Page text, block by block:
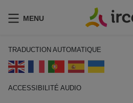
MENU
TRADUCTION AUTOMATIQUE
ACCESSIBILITÉ AUDIO